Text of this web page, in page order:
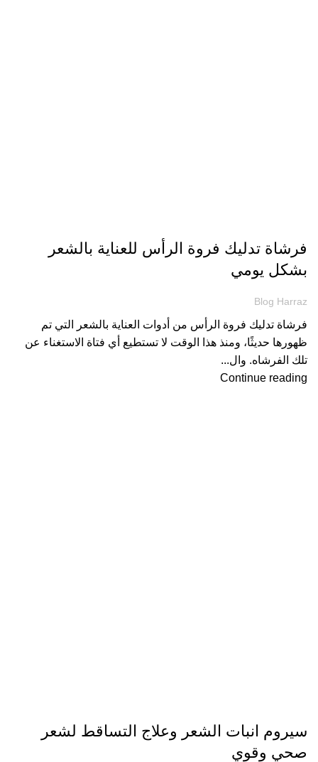
فرشاة تدليك فروة الرأس للعناية بالشعر
بشكل يومي
Blog Harraz
فرشاة تدليك فروة الرأس من أدوات العناية بالشعر التي تم
ظهورها حديثًا، ومنذ هذا الوقت لا تستطيع أي فتاة الاستغناء عن
تلك الفرشاه. وال...
Continue reading
سيروم انبات الشعر وعلاج التساقط لشعر
صحي وقوي